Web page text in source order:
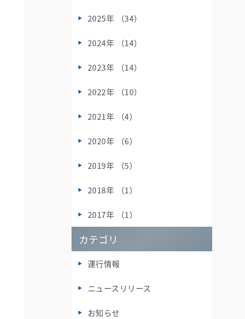
2025年 （34）
2024年 （14）
2023年 （14）
2022年 （10）
2021年 （4）
2020年 （6）
2019年 （5）
2018年 （1）
2017年 （1）
カテゴリ
運行情報
ニュースリリース
お知らせ